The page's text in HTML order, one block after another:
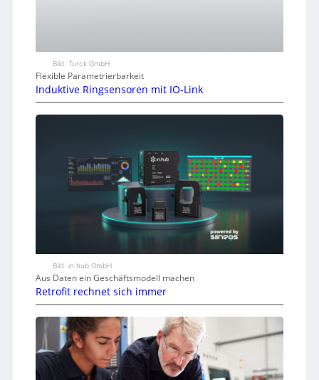
Bild: Turck GmbH
Flexible Parametrierbarkeit
Induktive Ringsensoren mit IO-Link
Bild: in.hub GmbH
Aus Daten ein Geschäftsmodell machen
Retrofit rechnet sich immer